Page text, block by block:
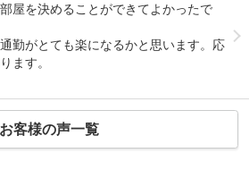
屋を決めることができてよかったで
勤がとても楽になるかと思います。応
ます。
お客様の声一覧